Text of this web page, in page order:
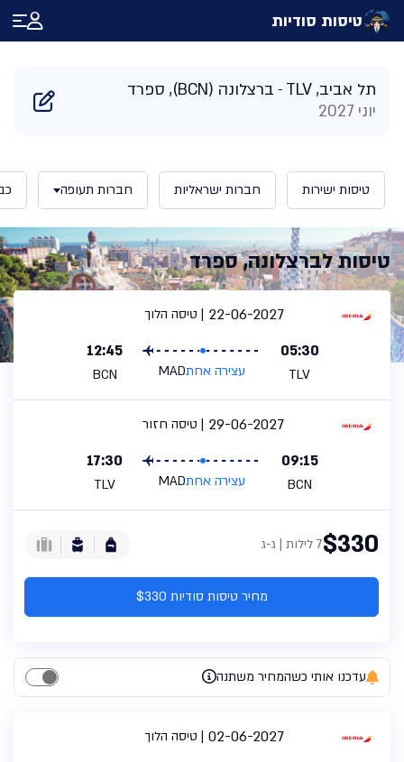
טיסות סודיות
תל אביב, TLV
ברצלונה (BCN), ספרד
יוני 2027
טיסות ישירות חברות ישראליות חברות תעופה
טיסות לברצלונה, ספרד
טיסה הלוך
22-06-2027
05:30
TLV עצירה אחתMAD
12:45
BCN
טיסה חזור
29-06-2027
09:15
BCN עצירה אחתMAD
17:30
TLV
$3307 לילות | ג-ג
מחיר טיסות סודיות $330
עדכנו אותי כשהמחיר משתנה
טיסה הלוך
02-06-2027